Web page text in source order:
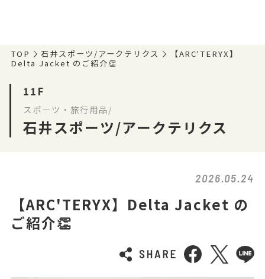
TOP 石井スポーツ/アークテリクス
【ARC'TERYX】
Delta Jacket のご紹介👏
11F
スポーツ・旅行用品/
石井スポーツ/アークテリクス
2026.05.24
【ARC'TERYX】Delta Jacket の
ご紹介👏